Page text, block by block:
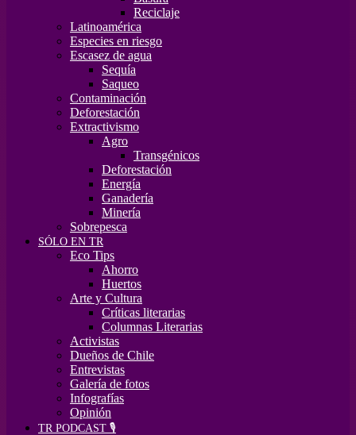
Reciclaje
Latinoamérica
Especies en riesgo
Escasez de agua
Sequía
Saqueo
Contaminación
Deforestación
Extractivismo
Agro
Transgénicos
Deforestación
Energía
Ganadería
Minería
Sobrepesca
SÓLO EN TR
Eco Tips
Ahorro
Huertos
Arte y Cultura
Críticas literarias
Columnas Literarias
Activistas
Dueños de Chile
Entrevistas
Galería de fotos
Infografías
Opinión
TR PODCAST 🎙️